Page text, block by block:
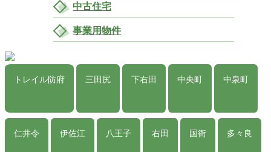
中古住宅
事業用物件
トレイル防府 三田尻 下右田 中央町 中泉町
仁井令 伊佐江 八王子 右田 国衙 多々良